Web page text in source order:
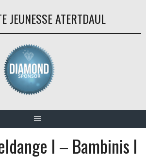
JEUNESSE ATERTDAUL
I – Bambinis I